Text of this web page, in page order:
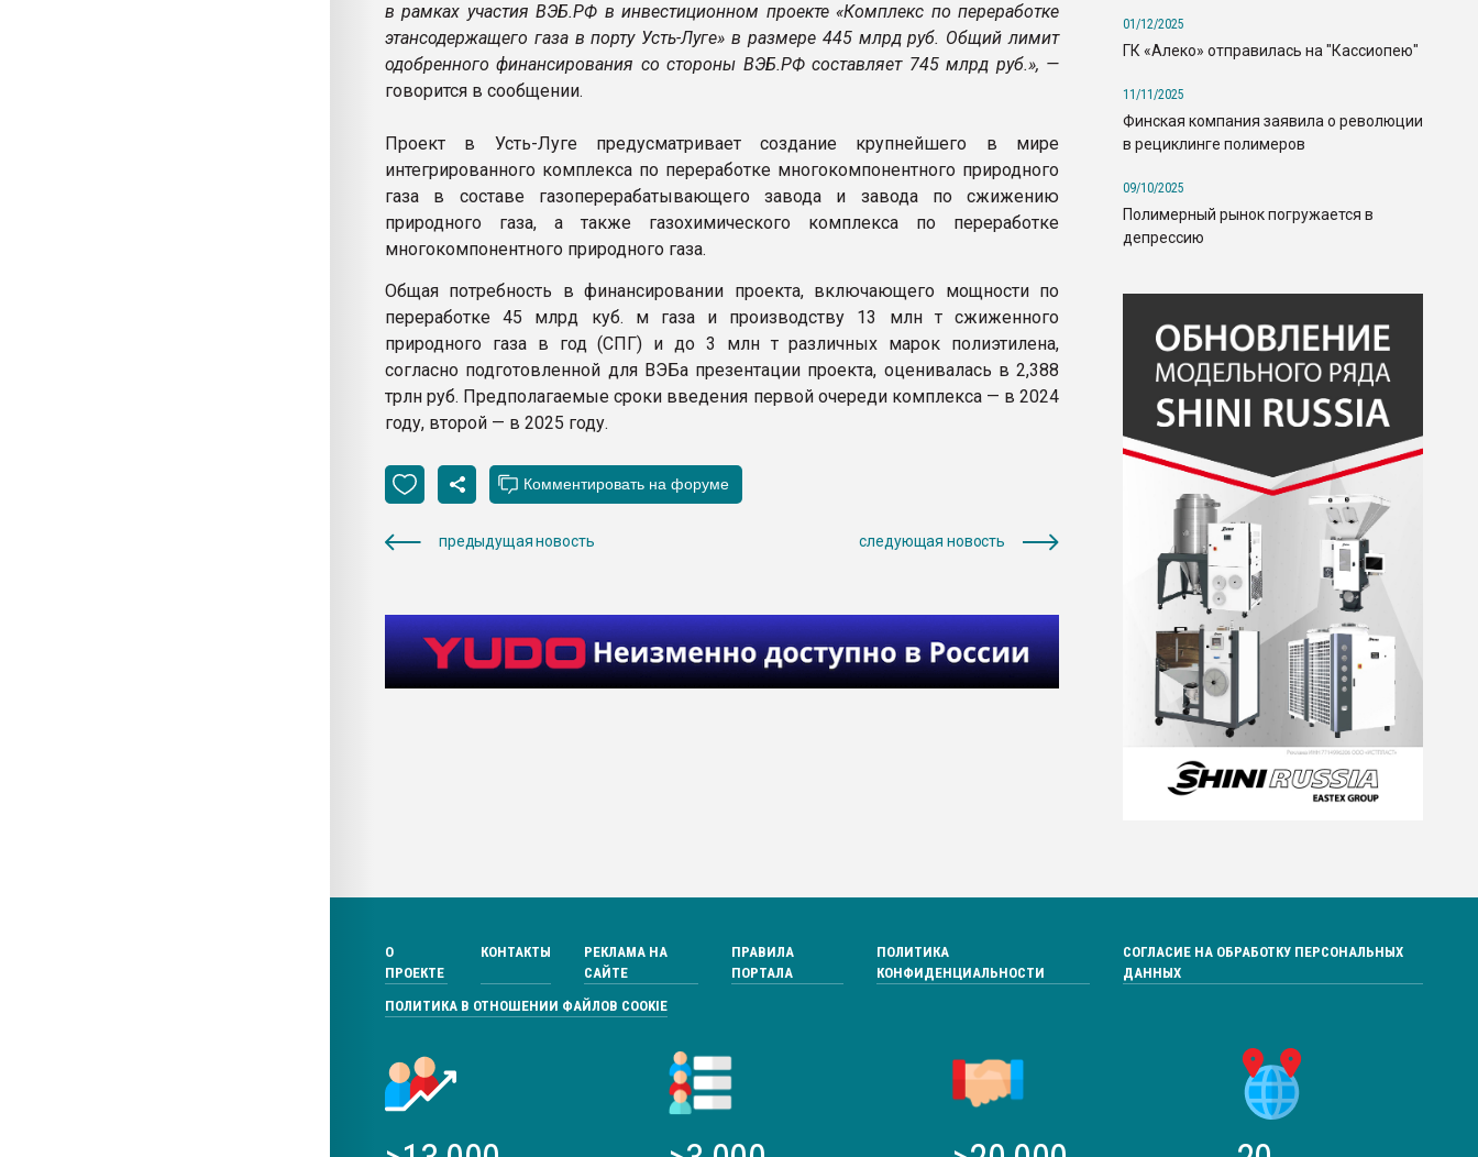
в рамках участия ВЭБ.РФ в инвестиционном проекте «Комплекс по переработке
этансодержащего газа в порту Усть-Луге» в размере 445 млрд руб. Общий лимит
одобренного финансирования со стороны ВЭБ.РФ составляет 745 млрд руб.», —
говорится в сообщении.
Проект в Усть-Луге предусматривает создание крупнейшего в мире
интегрированного комплекса по переработке многокомпонентного природного
газа в составе газоперерабатывающего завода и завода по сжижению
природного газа, а также газохимического комплекса по переработке
многокомпонентного природного газа.
Общая потребность в финансировании проекта, включающего мощности по
переработке 45 млрд куб. м газа и производству 13 млн т сжиженного
природного газа в год (СПГ) и до 3 млн т различных марок полиэтилена,
согласно подготовленной для ВЭБа презентации проекта, оценивалась в 2,388
трлн руб. Предполагаемые сроки введения первой очереди комплекса — в 2024
году, второй — в 2025 году.
предыдущая новость следующая новость
01/12/2025
ГК «Алеко» отправилась на "Кассиопею"
11/11/2025
Финская компания заявила о революции
в рециклинге полимеров
09/10/2025
Полимерный рынок погружается в
депрессию
О
ПРОЕКТЕ
КОНТАКТЫ
РЕКЛАМА НА
САЙТЕ
ПРАВИЛА
ПОРТАЛА
ПОЛИТИКА
КОНФИДЕНЦИАЛЬНОСТИ
СОГЛАСИЕ НА ОБРАБОТКУ ПЕРСОНАЛЬНЫХ
ДАННЫХ
ПОЛИТИКА В ОТНОШЕНИИ ФАЙЛОВ COOKIE